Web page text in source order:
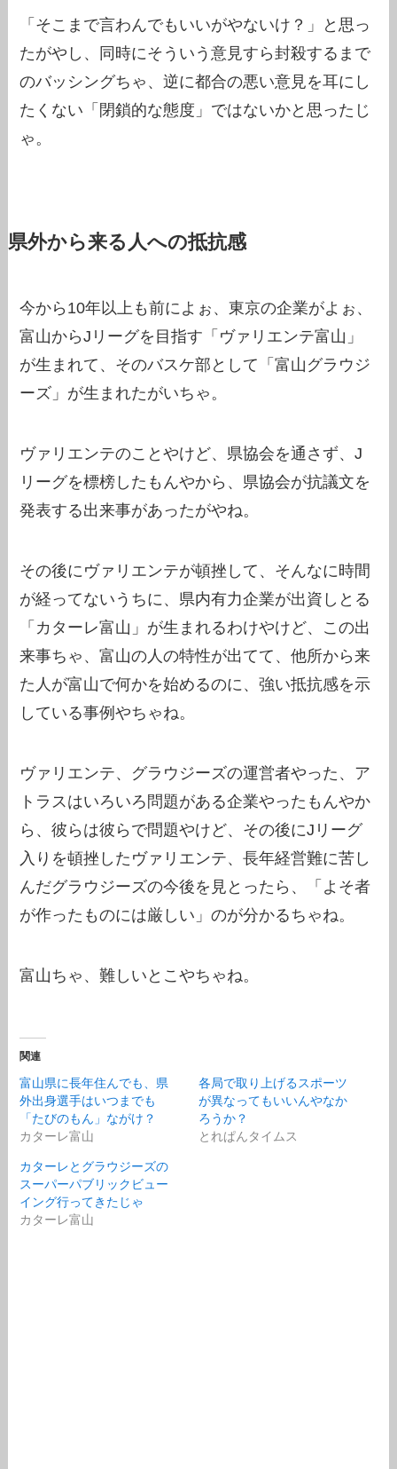
「そこまで言わんでもいいがやないけ？」と思っ
たがやし、同時にそういう意見すら封殺するまで
のバッシングちゃ、逆に都合の悪い意見を耳にし
たくない「閉鎖的な態度」ではないかと思ったじ
ゃ。
県外から来る人への抵抗感
今から10年以上も前によぉ、東京の企業がよぉ、
富山からJリーグを目指す「ヴァリエンテ富山」
が生まれて、そのバスケ部として「富山グラウジ
ーズ」が生まれたがいちゃ。
ヴァリエンテのことやけど、県協会を通さず、J
リーグを標榜したもんやから、県協会が抗議文を
発表する出来事があったがやね。
その後にヴァリエンテが頓挫して、そんなに時間
が経ってないうちに、県内有力企業が出資しとる
「カターレ富山」が生まれるわけやけど、この出
来事ちゃ、富山の人の特性が出てて、他所から来
た人が富山で何かを始めるのに、強い抵抗感を示
している事例やちゃね。
ヴァリエンテ、グラウジーズの運営者やった、ア
トラスはいろいろ問題がある企業やったもんやか
ら、彼らは彼らで問題やけど、その後にJリーグ
入りを頓挫したヴァリエンテ、長年経営難に苦し
んだグラウジーズの今後を見とったら、「よそ者
が作ったものには厳しい」のが分かるちゃね。
富山ちゃ、難しいとこやちゃね。
関連
富山県に長年住んでも、県
外出身選手はいつまでも
「たびのもん」ながけ？
カターレ富山
各局で取り上げるスポーツ
が異なってもいいんやなか
ろうか？
とれぱんタイムス
カターレとグラウジーズの
スーパーパブリックビュー
イング行ってきたじゃ
カターレ富山